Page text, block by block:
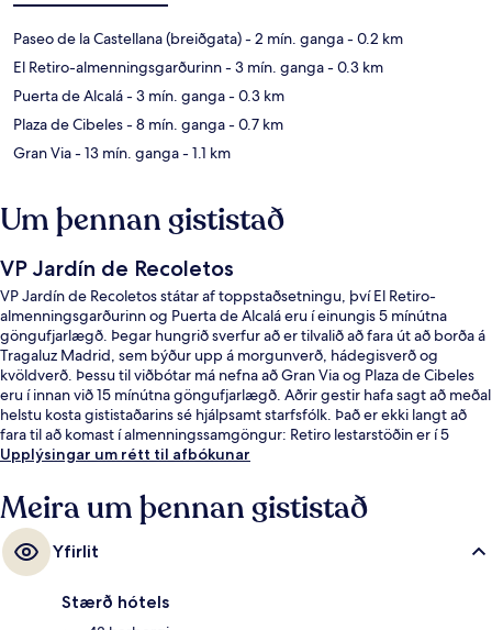
Paseo de la Castellana (breiðgata)- 2 mín. ganga- 0.2 km
El Retiro-almenningsgarðurinn- 3 mín. ganga- 0.3 km
Puerta de Alcalá- 3 mín. ganga- 0.3 km
Plaza de Cibeles- 8 mín. ganga- 0.7 km
Gran Via- 13 mín. ganga- 1.1 km
Um þennan gististað
VP Jardín de Recoletos
VP Jardín de Recoletos státar af toppstaðsetningu, því El Retiro-
almenningsgarðurinn og Puerta de Alcalá eru í einungis 5 mínútna
göngufjarlægð. Þegar hungrið sverfur að er tilvalið að fara út að borða á
Tragaluz Madrid, sem býður upp á morgunverð, hádegisverð og
kvöldverð. Þessu til viðbótar má nefna að Gran Via og Plaza de Cibeles
eru í innan við 15 mínútna göngufjarlægð. Aðrir gestir hafa sagt að meðal
helstu kosta gististaðarins sé hjálpsamt starfsfólk. Það er ekki langt að
fara til að komast í almenningssamgöngur: Retiro lestarstöðin er í 5
mínútna göngufjarlægð og Colon lestarstöðin í 6 mínútna.
Upplýsingar um rétt til afbókunar
Meira um þennan gististað
Yfirlit
Stærð hótels